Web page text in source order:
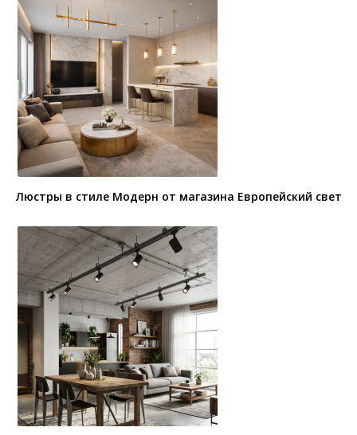
Люстры в стиле Модерн от магазина Европейский свет